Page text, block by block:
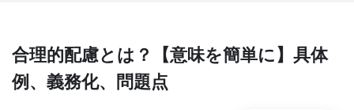
合理的配慮とは？【意味を簡単に】具体
例、義務化、問題点